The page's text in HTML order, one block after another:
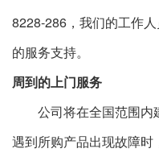
8228-286，我们的工作
的服务支持。
周到的上门服务
公司将在全国范围内
遇到所购产品出现故障